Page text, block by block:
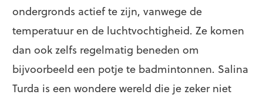
ondergronds actief te zijn, vanwege de
temperatuur en de luchtvochtigheid. Ze komen
dan ook zelfs regelmatig beneden om
bijvoorbeeld een potje te badmintonnen. Salina
Turda is een wondere wereld die je zeker niet